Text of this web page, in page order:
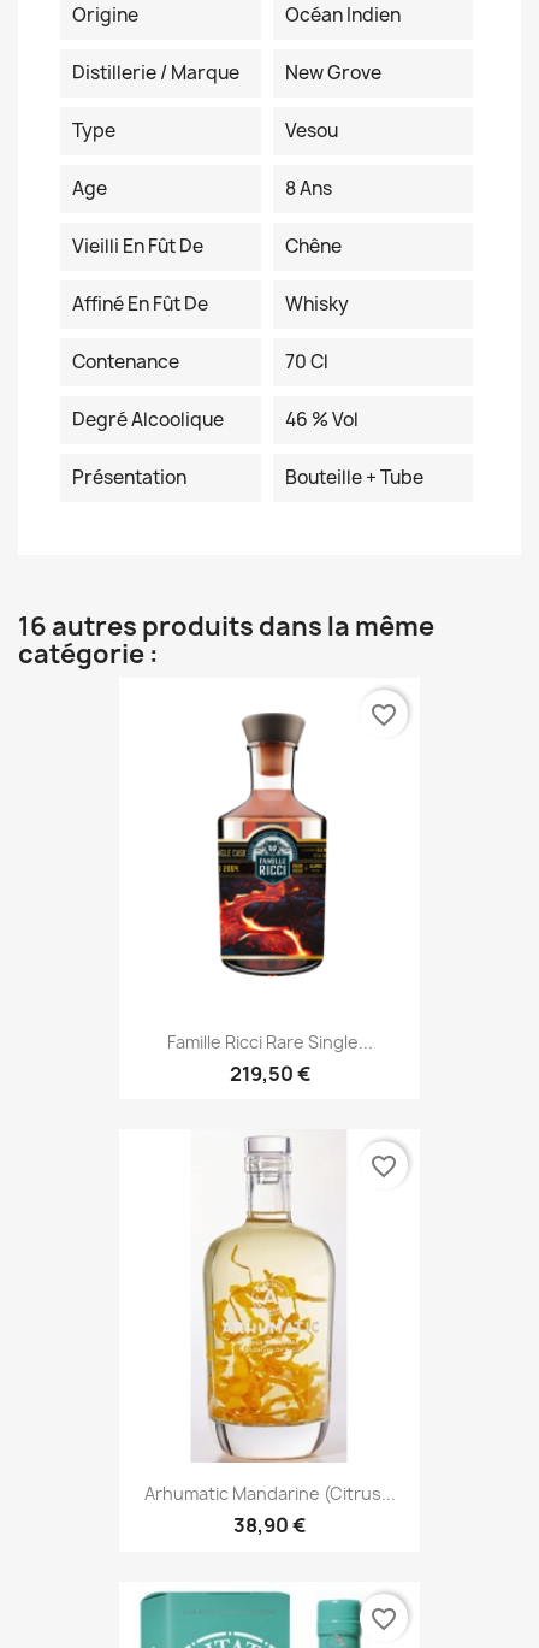
Origine
Océan Indien
Distillerie / Marque New Grove
Type Vesou
Age 8 Ans
Vieilli En Fût De Chêne
Affiné En Fût De Whisky
Contenance 70 Cl
Degré Alcoolique 46 % Vol
Présentation Bouteille + Tube
16 autres produits dans la même
catégorie :
Famille Ricci Rare Single...
219,50 €
favorite_border
Arhumatic Mandarine (Citrus...
38,90 €
favorite_border
favorite_border